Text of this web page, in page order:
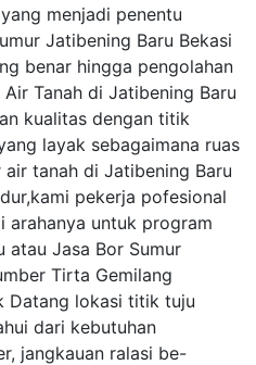
menjadi penentu
Jatibening Baru Bekasi
benar hingga pengolahan
Tanah di Jatibening Baru
kualitas dengan titik
layak sebagaimana ruas
tanah di Jatibening Baru
pekerja pofesional
arahanya untuk program
atau Jasa Bor Sumur
Tirta Gemilang
Datang lokasi titik tuju
dari kebutuhan
jangkauan ralasi be-